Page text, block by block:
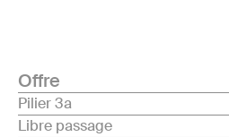
Offre
Pilier 3a
Libre passage